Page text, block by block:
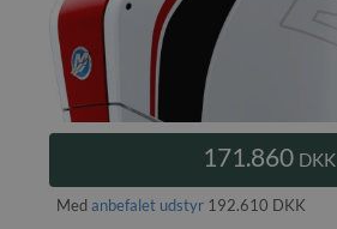
171.860 DKK
Med anbefalet udstyr192.610 DKK